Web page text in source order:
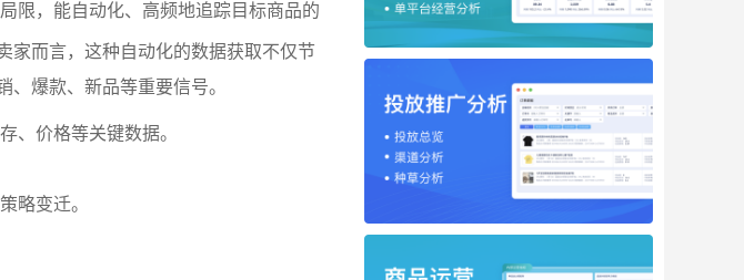
限，能自动化、高频地追踪目标商品的
家而言，这种自动化的数据获取不仅节
爆款、新品等重要信号。
、价格等关键数据。
略变迁。